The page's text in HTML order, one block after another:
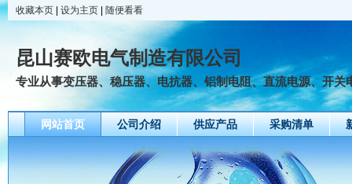
收藏本页 设为主页 随便看看
昆山赛欧电气制造有限公司
专业从事变压器、稳压器、电抗器、铝制电阻、直流电源、开关
网站首页 公司介绍 供应产品 采购清单